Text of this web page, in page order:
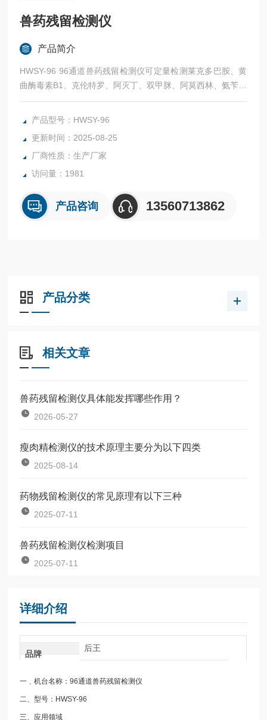
兽药残留检测仪
产品简介
HWSY-96 96通道兽药残留检测仪可定量检测莱克多巴胺、黄
曲酶毒素B1、克伦特罗、阿灭丁、双甲脒、阿莫西林、氨苄西
林、氨丙琳、安普霉紊、阿散酸、阿维菌素、甲基吡啶磷、氮
哌酮、杆菌肽、苄青霉家、头孢噻呋、克拉维酸、氯羟吡啶等
产品型号：HWSY-96
更新时间：2025-08-25
厂商性质：生产厂家
访问量：1981
产品咨询 13560713862
产品分类
相关文章
兽药残留检测仪具体能发挥哪些作用？
2026-05-27
瘦肉精检测仪的技术原理主要分为以下四类
2025-08-14
药物残留检测仪的常见原理有以下三种
2025-07-11
兽药残留检测仪检测项目
2025-07-11
详细介绍
品牌
后王
一﹑机台名称：96通道兽药残留检测仪
二、型号：HWSY-96
三、应用领域